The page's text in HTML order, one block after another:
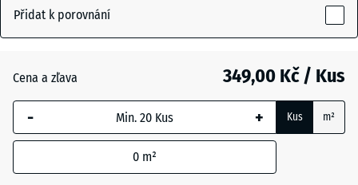
šedá (active)
Antracit
- 64,00 Kč
Vybraný
rozměr s
modrým
ohraničením
pro výpočet
Přidat k porovnání
Cena a zľava 349,00 Kč / Kus
- + Kus m²
0 m²